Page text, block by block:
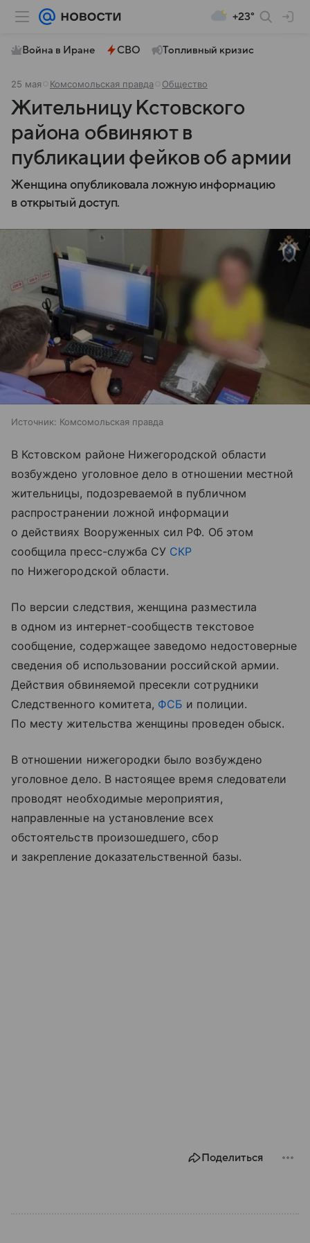
+23°
Война в Иране СВО Топливный кризис
25 мая Комсомольская правда Общество
Жительницу Кстовского
района обвиняют в
публикации фейков об армии
Женщина опубликовала ложную информацию
в открытый доступ.
Источник: Комсомольская правда
В Кстовском районе Нижегородской области
возбуждено уголовное дело в отношении местной
жительницы, подозреваемой в публичном
распространении ложной информации
о действиях Вооруженных сил РФ. Об этом
сообщила пресс-служба СУ СКР
по Нижегородской области.
По версии следствия, женщина разместила
в одном из интернет-сообществ текстовое
сообщение, содержащее заведомо недостоверные
сведения об использовании российской армии.
Действия обвиняемой пресекли сотрудники
Следственного комитета, ФСБ и полиции.
По месту жительства женщины проведен обыск.
В отношении нижегородки было возбуждено
уголовное дело. В настоящее время следователи
проводят необходимые мероприятия,
направленные на установление всех
обстоятельств произошедшего, сбор
и закрепление доказательственной базы.
Поделиться